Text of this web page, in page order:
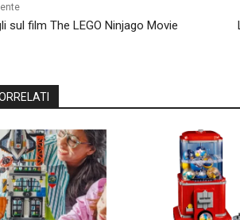
sul film The LEGO Ninjago Movie